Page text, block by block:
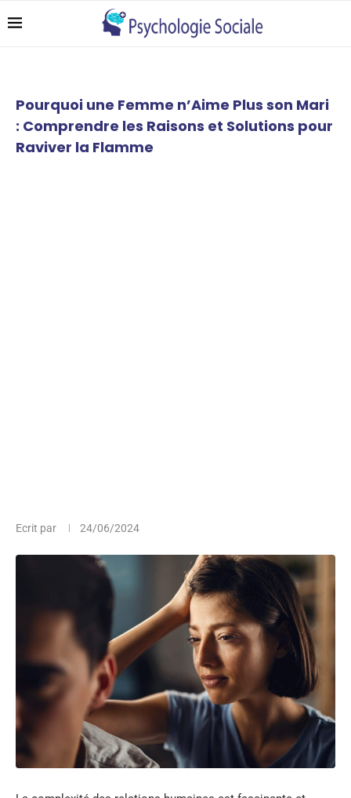
Pourquoi une Femme n’Aime Plus son Mari
: Comprendre les Raisons et Solutions pour
Raviver la Flamme
Ecrit par 24/06/2024